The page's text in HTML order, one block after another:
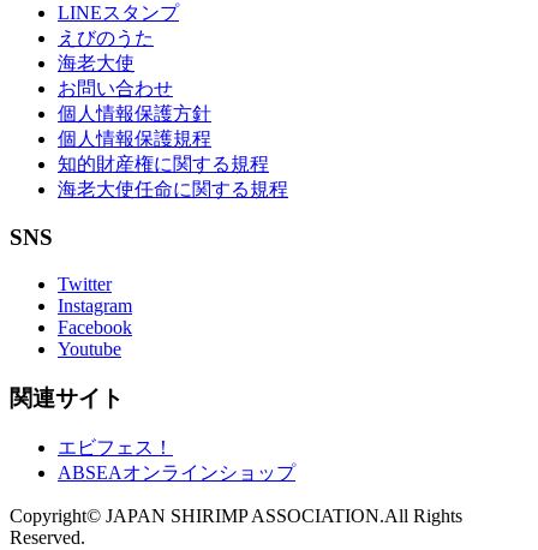
LINEスタンプ
えびのうた
海老大使
お問い合わせ
個人情報保護方針
個人情報保護規程
知的財産権に関する規程
海老大使任命に関する規程
SNS
Twitter
Instagram
Facebook
Youtube
関連サイト
エビフェス！
ABSEAオンラインショップ
Copyright© JAPAN SHIRIMP ASSOCIATION.All Rights
Reserved.